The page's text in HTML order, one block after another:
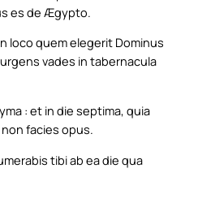
es de Ægypto.
loco quem elegerit Dominus
vades in tabernacula
: et in die septima, quia
facies opus.
tibi ab ea die qua